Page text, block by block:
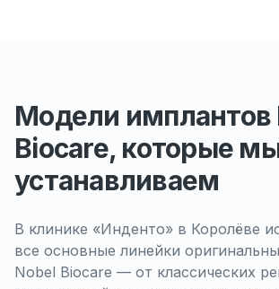
Модели имплантов
Biocare, которые
устанавливаем
В клинике «Инденто» в Королёве
все основные линейки
Nobel Biocare — от классических